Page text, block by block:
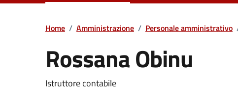
Home / Amministrazione / Personale amministrativo
Rossana Obinu
Dettaglio della persona
Istruttore contabile